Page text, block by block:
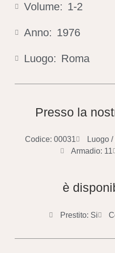
Volume: 1-2
Anno: 1976
Luogo: Roma
Presso la
Codice: 00031
Luogo
Armadio: 11
è
Prestito: Si